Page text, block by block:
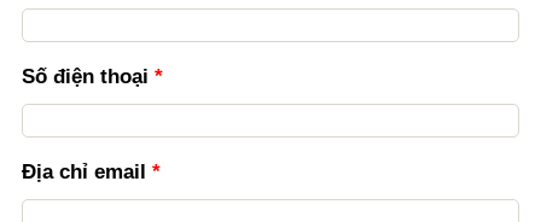
chọn)(tuỳ
chọn)
Số điện thoại *
Địa chỉ email *